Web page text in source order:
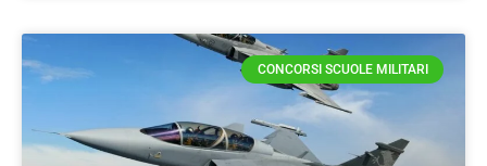
CONCORSI SCUOLE MILITARI